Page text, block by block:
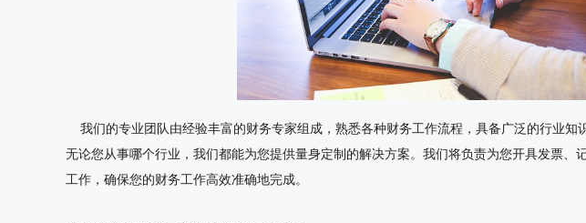
我们的专业团队由经验丰富的财务专家组成，熟悉各种财务工作流程，具备广泛的行业知
无论您从事哪个行业，我们都能为您提供量身定制的解决方案。我们将负责为您开具发票、
工作，确保您的财务工作高效准确地完成。